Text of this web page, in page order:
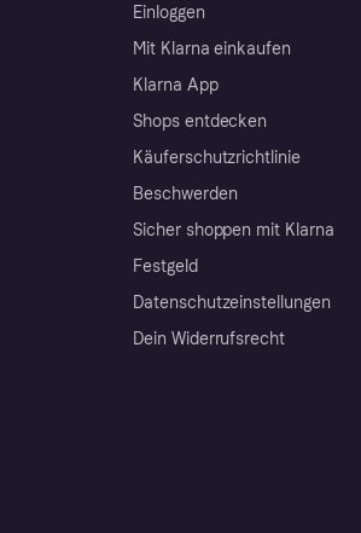
Einloggen
Mit Klarna einkaufen
Klarna App
Shops entdecken
Käuferschutzrichtlinie
Beschwerden
Sicher shoppen mit Klarna
Festgeld
Datenschutzeinstellungen
Dein Widerrufsrecht